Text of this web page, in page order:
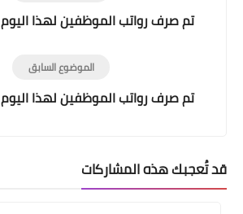
تم صرف رواتب الموظفين لهذا اليوم 2023/12/24
الموضوع السابق
تم صرف رواتب الموظفين لهذا اليوم 2023/12/21
قد تُعجبك هذه المشاركات